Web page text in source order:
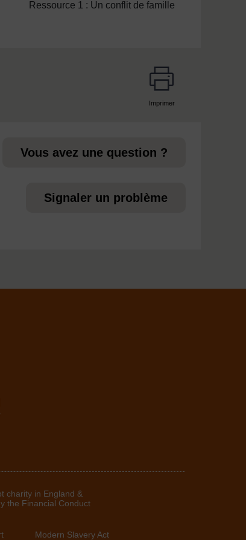
Ressource 1 : Un conflit de famille
Imprimer
Vous avez une question ?
Signaler un problème
charity in England &
the Financial Conduct
Modern Slavery Act